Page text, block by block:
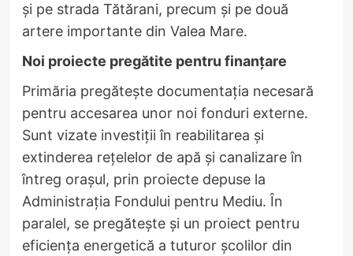
și pe strada Tătărani, precum și pe două
artere importante din Valea Mare.
Noi proiecte pregătite pentru finanțare
Primăria pregătește documentația necesară
pentru accesarea unor noi fonduri externe.
Sunt vizate investiții în reabilitarea și
extinderea rețelelor de apă și canalizare în
întreg orașul, prin proiecte depuse la
Administrația Fondului pentru Mediu. În
paralel, se pregătește și un proiect pentru
eficiența energetică a tuturor școlilor din